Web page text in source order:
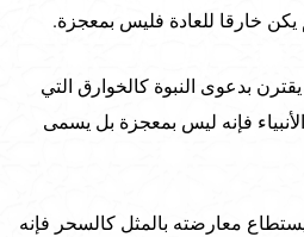
يكن خارقا للعادة فليس بمعجزة.
بدعوى النبوة كالخوارق التي
فإنه ليس بمعجزة بل يسمى
معارضته بالمثل كالسحر فإنه